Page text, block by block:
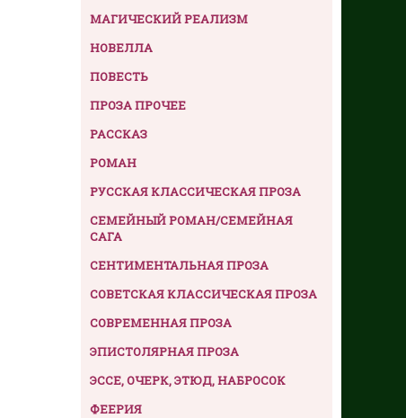
МАГИЧЕСКИЙ РЕАЛИЗМ
НОВЕЛЛА
ПОВЕСТЬ
ПРОЗА ПРОЧЕЕ
РАССКАЗ
РОМАН
РУССКАЯ КЛАССИЧЕСКАЯ ПРОЗА
СЕМЕЙНЫЙ РОМАН/СЕМЕЙНАЯ
САГА
СЕНТИМЕНТАЛЬНАЯ ПРОЗА
СОВЕТСКАЯ КЛАССИЧЕСКАЯ ПРОЗА
СОВРЕМЕННАЯ ПРОЗА
ЭПИСТОЛЯРНАЯ ПРОЗА
ЭССЕ, ОЧЕРК, ЭТЮД, НАБРОСОК
ФЕЕРИЯ